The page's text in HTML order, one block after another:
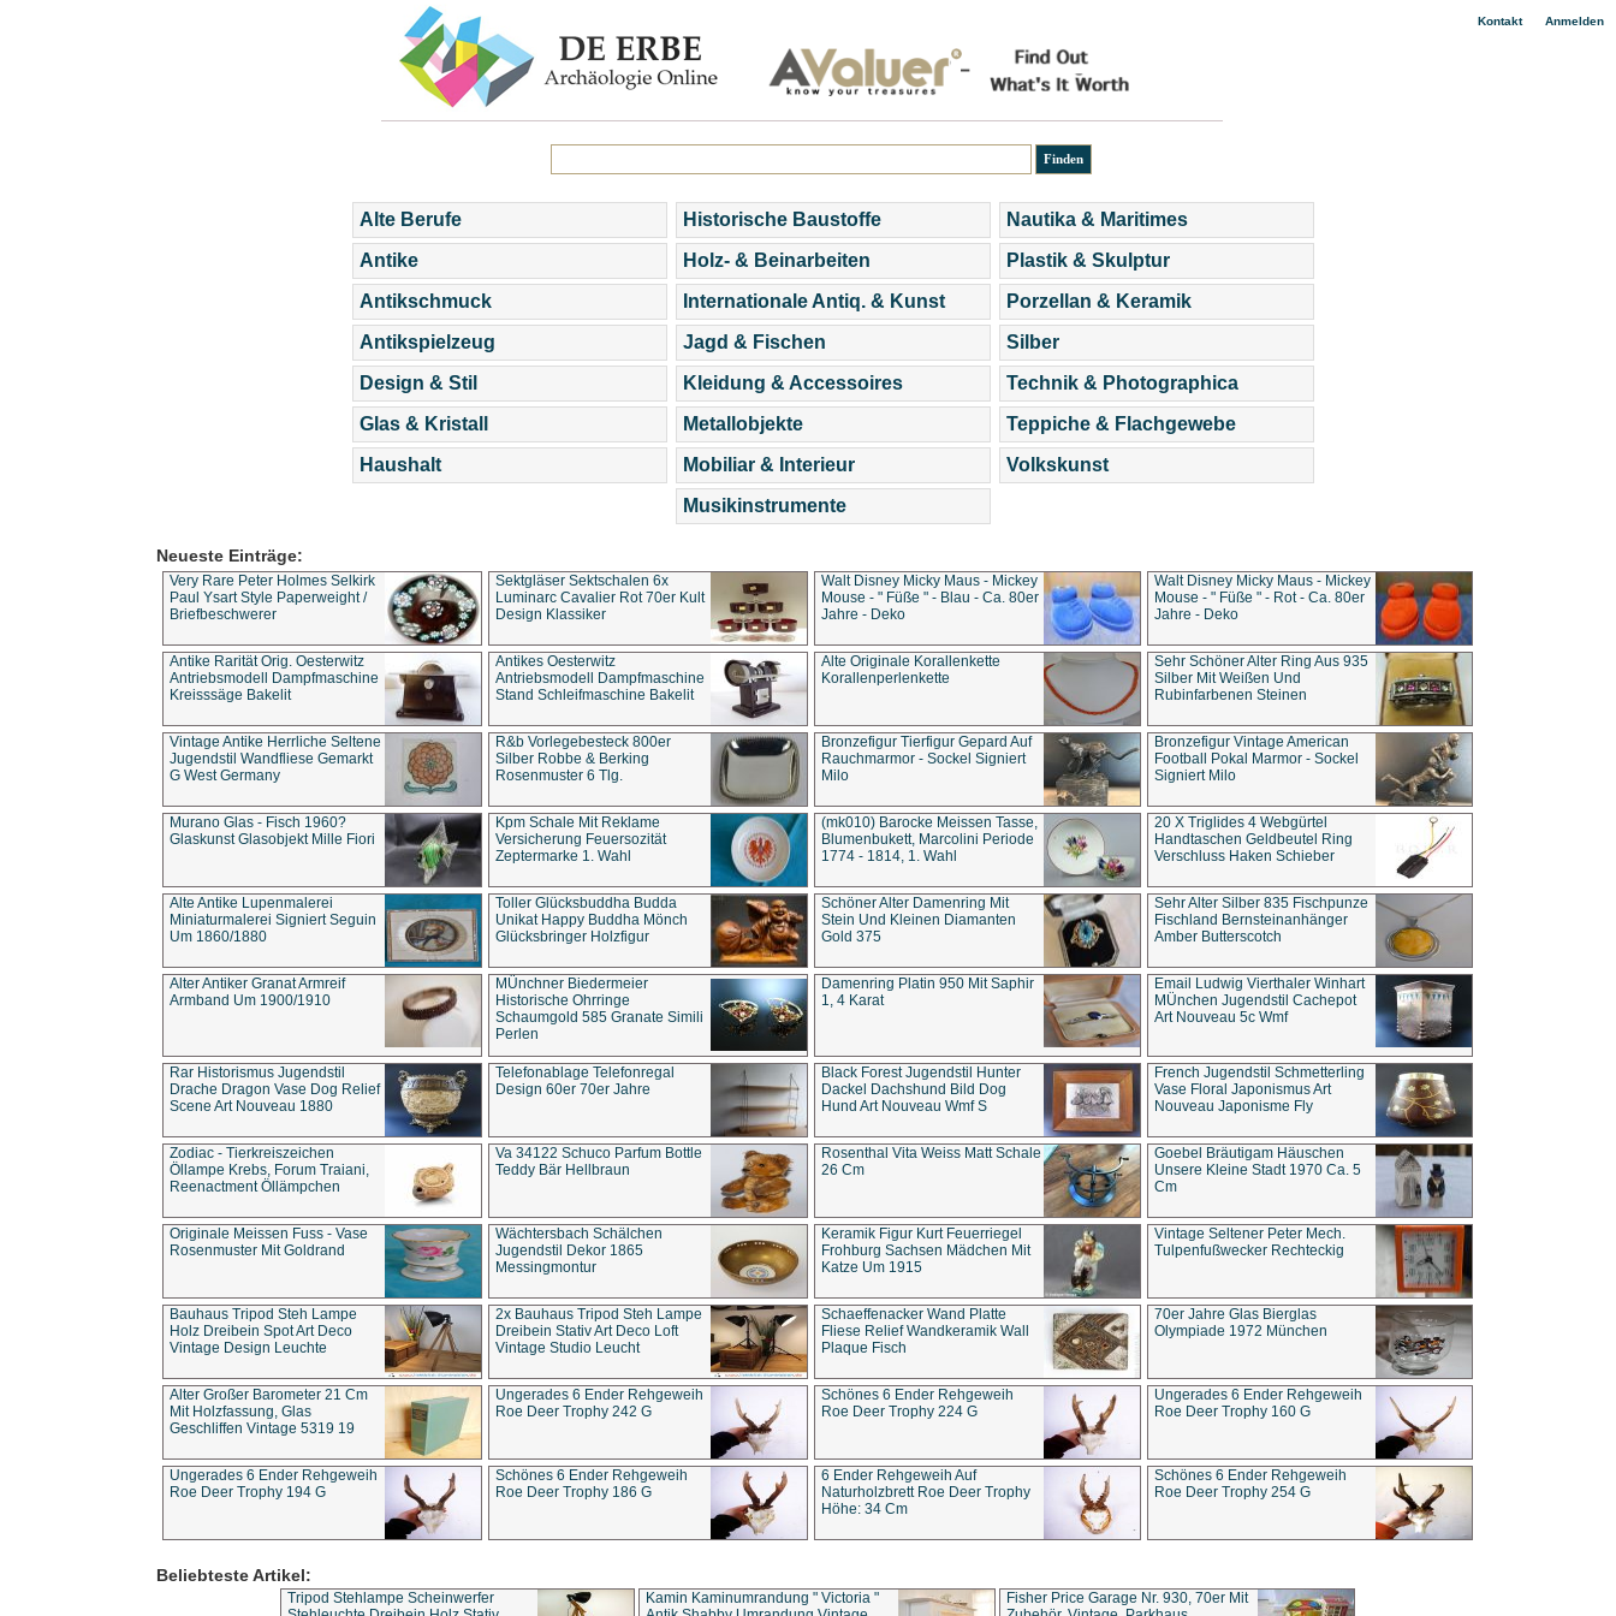
Kontakt| Anmelden
Alte Berufe
Antike
Antikschmuck
Antikspielzeug
Design & Stil
Glas & Kristall
Haushalt
Historische Baustoffe
Holz- & Beinarbeiten
Internationale Antiq. & Kunst
Jagd & Fischen
Kleidung & Accessoires
Metallobjekte
Mobiliar & Interieur
Musikinstrumente
Nautika & Maritimes
Plastik & Skulptur
Porzellan & Keramik
Silber
Technik & Photographica
Teppiche & Flachgewebe
Volkskunst
Neueste Einträge:
Very Rare Peter Holmes Selkirk
Paul Ysart Style Paperweight /
Briefbeschwerer
Sektgläser Sektschalen 6x
Luminarc Cavalier Rot 70er Kult
Design Klassiker
Walt Disney Micky Maus - Mickey
Mouse - " Füße " - Blau - Ca. 80er
Jahre - Deko
Walt Disney Micky Maus - Mickey
Mouse - " Füße " - Rot - Ca. 80er
Jahre - Deko
Antike Rarität Orig. Oesterwitz
Antriebsmodell Dampfmaschine
Kreisssäge Bakelit
Antikes Oesterwitz
Antriebsmodell Dampfmaschine
Stand Schleifmaschine Bakelit
Alte Originale Korallenkette
Korallenperlenkette
Sehr Schöner Alter Ring Aus 935
Silber Mit Weißen Und
Rubinfarbenen Steinen
Vintage Antike Herrliche Seltene
Jugendstil Wandfliese Gemarkt
G West Germany
R&b Vorlegebesteck 800er
Silber Robbe & Berking
Rosenmuster 6 Tlg.
Bronzefigur Tierfigur Gepard Auf
Rauchmarmor - Sockel Signiert
Milo
Bronzefigur Vintage American
Football Pokal Marmor - Sockel
Signiert Milo
Murano Glas - Fisch 1960?
Glaskunst Glasobjekt Mille Fiori
Kpm Schale Mit Reklame
Versicherung Feuersozität
Zeptermarke 1. Wahl
(mk010) Barocke Meissen Tasse,
Blumenbukett, Marcolini Periode
1774 - 1814, 1. Wahl
20 X Triglides 4 Webgürtel
Handtaschen Geldbeutel Ring
Verschluss Haken Schieber
Alte Antike Lupenmalerei
Miniaturmalerei Signiert Seguin
Um 1860/1880
Toller Glücksbuddha Budda
Unikat Happy Buddha Mönch
Glücksbringer Holzfigur
Schöner Alter Damenring Mit
Stein Und Kleinen Diamanten
Gold 375
Sehr Alter Silber 835 Fischpunze
Fischland Bernsteinanhänger
Amber Butterscotch
Alter Antiker Granat Armreif
Armband Um 1900/1910
MÜnchner Biedermeier
Historische Ohrringe
Schaumgold 585 Granate Simili
Perlen
Damenring Platin 950 Mit Saphir
1, 4 Karat
Email Ludwig Vierthaler Winhart
MÜnchen Jugendstil Cachepot
Art Nouveau 5c Wmf
Rar Historismus Jugendstil
Drache Dragon Vase Dog Relief
Scene Art Nouveau 1880
Telefonablage Telefonregal
Design 60er 70er Jahre
Black Forest Jugendstil Hunter
Dackel Dachshund Bild Dog
Hund Art Nouveau Wmf S
French Jugendstil Schmetterling
Vase Floral Japonismus Art
Nouveau Japonisme Fly
Zodiac - Tierkreiszeichen
Öllampe Krebs, Forum Traiani,
Reenactment Öllämpchen
Va 34122 Schuco Parfum Bottle
Teddy Bär Hellbraun
Rosenthal Vita Weiss Matt Schale
26 Cm
Goebel Bräutigam Häuschen
Unsere Kleine Stadt 1970 Ca. 5
Cm
Originale Meissen Fuss - Vase
Rosenmuster Mit Goldrand
Wächtersbach Schälchen
Jugendstil Dekor 1865
Messingmontur
Keramik Figur Kurt Feuerriegel
Frohburg Sachsen Mädchen Mit
Katze Um 1915
Vintage Seltener Peter Mech.
Tulpenfußwecker Rechteckig
Bauhaus Tripod Steh Lampe
Holz Dreibein Spot Art Deco
Vintage Design Leuchte
2x Bauhaus Tripod Steh Lampe
Dreibein Stativ Art Deco Loft
Vintage Studio Leucht
Schaeffenacker Wand Platte
Fliese Relief Wandkeramik Wall
Plaque Fisch
70er Jahre Glas Bierglas
Olympiade 1972 München
Alter Großer Barometer 21 Cm
Mit Holzfassung, Glas
Geschliffen Vintage 5319 19
Ungerades 6 Ender Rehgeweih
Roe Deer Trophy 242 G
Schönes 6 Ender Rehgeweih
Roe Deer Trophy 224 G
Ungerades 6 Ender Rehgeweih
Roe Deer Trophy 160 G
Ungerades 6 Ender Rehgeweih
Roe Deer Trophy 194 G
Schönes 6 Ender Rehgeweih
Roe Deer Trophy 186 G
6 Ender Rehgeweih Auf
Naturholzbrett Roe Deer Trophy
Höhe: 34 Cm
Schönes 6 Ender Rehgeweih
Roe Deer Trophy 254 G
Beliebteste Artikel:
Tripod Stehlampe Scheinwerfer
Kamin Kaminumrandung " Victoria "
Fisher Price Garage Nr. 930, 70er Mit